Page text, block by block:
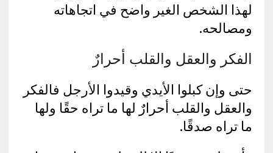
لهذا الشخص الغير واضح في اتجاهاته
ومصالحه.
الفكر والعقل والقلب أحرارٌ
حتى وإن كبلوا الأيدي وقيدوا الأرجل فالفكر
والعقل والقلب أحرارٌ لها ما تراه حقًا ولها
ما تراه صدقًا.